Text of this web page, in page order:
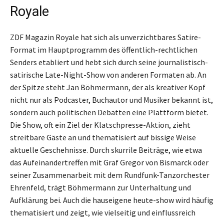
Royale
ZDF Magazin Royale hat sich als unverzichtbares Satire-
Format im Hauptprogramm des öffentlich-rechtlichen
Senders etabliert und hebt sich durch seine journalistisch-
satirische Late-Night-Show von anderen Formaten ab. An
der Spitze steht Jan Böhmermann, der als kreativer Kopf
nicht nur als Podcaster, Buchautor und Musiker bekannt ist,
sondern auch politischen Debatten eine Plattform bietet.
Die Show, oft ein Ziel der Klatschpresse-Aktion, zieht
streitbare Gäste an und thematisiert auf bissige Weise
aktuelle Geschehnisse. Durch skurrile Beiträge, wie etwa
das Aufeinandertreffen mit Graf Gregor von Bismarck oder
seiner Zusammenarbeit mit dem Rundfunk-Tanzorchester
Ehrenfeld, trägt Böhmermann zur Unterhaltung und
Aufklärung bei. Auch die hauseigene heute-show wird häufig
thematisiert und zeigt, wie vielseitig und einflussreich